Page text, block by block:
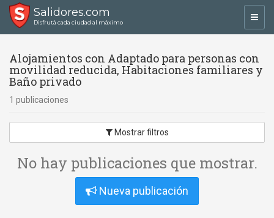
Salidores.com
Disfrutá cada ciudad al máximo
Alojamientos con Adaptado para personas con
movilidad reducida, Habitaciones familiares y
Baño privado
1 publicaciones
Mostrar filtros
No hay publicaciones que mostrar.
Nueva publicación